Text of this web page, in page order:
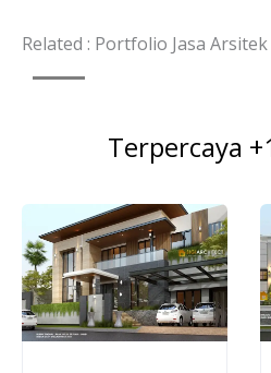
Related : Portfolio Jasa Arsitek
Terpercaya